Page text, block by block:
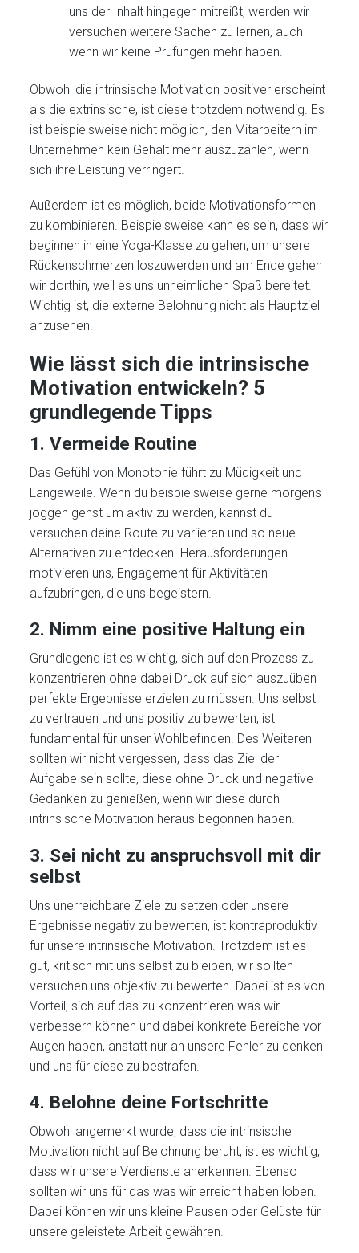
uns der Inhalt hingegen mitreißt, werden wir
versuchen weitere Sachen zu lernen, auch
wenn wir keine Prüfungen mehr haben.
Obwohl die intrinsische Motivation positiver erscheint
als die extrinsische, ist diese trotzdem notwendig. Es
ist beispielsweise nicht möglich, den Mitarbeitern im
Unternehmen kein Gehalt mehr auszuzahlen, wenn
sich ihre Leistung verringert.
Außerdem ist es möglich, beide Motivationsformen
zu kombinieren. Beispielsweise kann es sein, dass wir
beginnen in eine Yoga-Klasse zu gehen, um unsere
Rückenschmerzen loszuwerden und am Ende gehen
wir dorthin, weil es uns unheimlichen Spaß bereitet.
Wichtig ist, die externe Belohnung nicht als Hauptziel
anzusehen.
Wie lässt sich die intrinsische
Motivation entwickeln? 5
grundlegende Tipps
1. Vermeide Routine
Das Gefühl von Monotonie führt zu Müdigkeit und
Langeweile. Wenn du beispielsweise gerne morgens
joggen gehst um aktiv zu werden, kannst du
versuchen deine Route zu variieren und so neue
Alternativen zu entdecken. Herausforderungen
motivieren uns, Engagement für Aktivitäten
aufzubringen, die uns begeistern.
2. Nimm eine positive Haltung ein
Grundlegend ist es wichtig, sich auf den Prozess zu
konzentrieren ohne dabei Druck auf sich auszuüben
perfekte Ergebnisse erzielen zu müssen. Uns selbst
zu vertrauen und uns positiv zu bewerten, ist
fundamental für unser Wohlbefinden. Des Weiteren
sollten wir nicht vergessen, dass das Ziel der
Aufgabe sein sollte, diese ohne Druck und negative
Gedanken zu genießen, wenn wir diese durch
intrinsische Motivation heraus begonnen haben.
3. Sei nicht zu anspruchsvoll mit dir
selbst
Uns unerreichbare Ziele zu setzen oder unsere
Ergebnisse negativ zu bewerten, ist kontraproduktiv
für unsere intrinsische Motivation. Trotzdem ist es
gut, kritisch mit uns selbst zu bleiben, wir sollten
versuchen uns objektiv zu bewerten. Dabei ist es von
Vorteil, sich auf das zu konzentrieren was wir
verbessern können und dabei konkrete Bereiche vor
Augen haben, anstatt nur an unsere Fehler zu denken
und uns für diese zu bestrafen.
4. Belohne deine Fortschritte
Obwohl angemerkt wurde, dass die intrinsische
Motivation nicht auf Belohnung beruht, ist es wichtig,
dass wir unsere Verdienste anerkennen. Ebenso
sollten wir uns für das was wir erreicht haben loben.
Dabei können wir uns kleine Pausen oder Gelüste für
unsere geleistete Arbeit gewähren.